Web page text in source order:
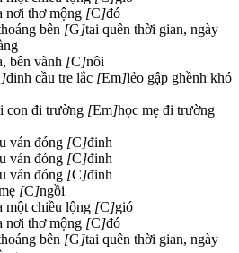
nơi thơ mộng [C]đó
bên [G]tai quên thời gian, ngày
bên vành [C]nôi
]đinh cầu tre lắc [Em]lẻo gập ghềnh khó
con đi trường [Em]học mẹ đi trường
ván đóng [C]đinh
ván đóng [C]đinh
ván đóng [C]đinh
[C]ngồi
một chiều lộng [C]gió
nơi thơ mộng [C]đó
bên [G]tai quên thời gian, ngày